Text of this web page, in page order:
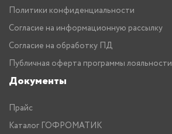
Политики конфиденциальности
Согласие на информационную рассылку
Согласие на обработку ПД
Публичная оферта программы лояльности
Документы
Прайс
Каталог ГОФРОМАТИК